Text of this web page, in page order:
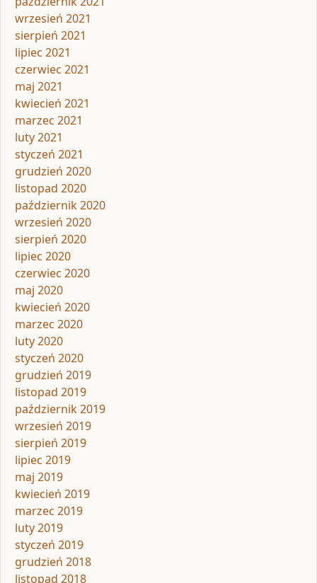
wrzesień 2021
sierpień 2021
lipiec 2021
czerwiec 2021
maj 2021
kwiecień 2021
marzec 2021
luty 2021
styczeń 2021
grudzień 2020
listopad 2020
październik 2020
wrzesień 2020
sierpień 2020
lipiec 2020
czerwiec 2020
maj 2020
kwiecień 2020
marzec 2020
luty 2020
styczeń 2020
grudzień 2019
listopad 2019
październik 2019
wrzesień 2019
sierpień 2019
lipiec 2019
maj 2019
kwiecień 2019
marzec 2019
luty 2019
styczeń 2019
grudzień 2018
listopad 2018